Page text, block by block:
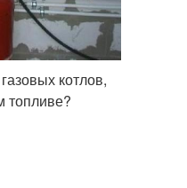
котлов,
топливе?